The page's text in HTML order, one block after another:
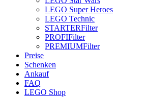
LEGO Super Heroes
LEGO Technic
STARTERFilter
PROFIFilter
PREMIUMFilter
Preise
Schenken
Ankauf
FAQ
LEGO Shop